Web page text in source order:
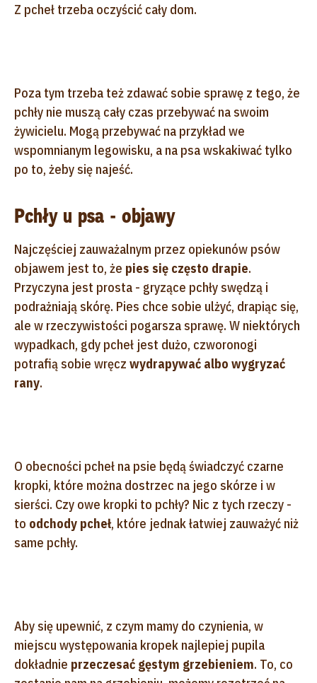
Z pcheł trzeba oczyścić cały dom.
Poza tym trzeba też zdawać sobie sprawę z tego, że
pchły nie muszą cały czas przebywać na swoim
żywicielu. Mogą przebywać na przykład we
wspomnianym legowisku, a na psa wskakiwać tylko
po to, żeby się najeść.
Pchły u psa - objawy
Najczęściej zauważalnym przez opiekunów psów
objawem jest to, że pies się często drapie.
Przyczyna jest prosta - gryzące pchły swędzą i
podrażniają skórę. Pies chce sobie ulżyć, drapiąc się,
ale w rzeczywistości pogarsza sprawę. W niektórych
wypadkach, gdy pcheł jest dużo, czworonogi
potrafią sobie wręcz wydrapywać albo wygryzać
rany.
O obecności pcheł na psie będą świadczyć czarne
kropki, które można dostrzec na jego skórze i w
sierści. Czy owe kropki to pchły? Nic z tych rzeczy -
to odchody pcheł, które jednak łatwiej zauważyć niż
same pchły.
Aby się upewnić, z czym mamy do czynienia, w
miejscu występowania kropek najlepiej pupila
dokładnie przeczesać gęstym grzebieniem. To, co